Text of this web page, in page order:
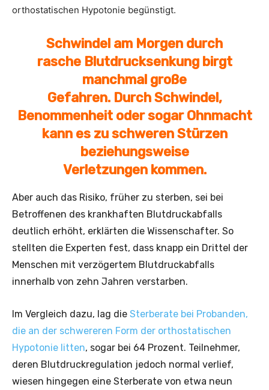
orthostatischen Hypotonie begünstigt.
Schwindel am Morgen durch
rasche Blutdrucksenkungbirgt
manchmal große
Gefahren. Durch Schwindel,
Benommenheit oder sogar Ohnmacht
kann es zu schweren Stürzen
beziehungsweise
Verletzungen kommen.
Aber auch das Risiko, früher zu sterben, sei bei
Betroffenen des krankhaften Blutdruckabfalls
deutlich erhöht, erklärten die Wissenschafter. So
stellten die Experten fest, dass knapp ein Drittel der
Menschen mit verzögertem Blutdruckabfalls
innerhalb von zehn Jahren verstarben.
Im Vergleich dazu, lag die Sterberate bei Probanden,
die an der schwereren Form der orthostatischen
Hypotonie litten, sogar bei 64 Prozent. Teilnehmer,
deren Blutdruckregulation jedoch normal verlief,
wiesen hingegen eine Sterberate von etwa neun